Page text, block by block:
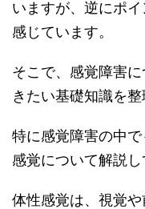
いますが、逆にポ
感じています。
そこで、感覚障害
きたい基礎知識を整
特に感覚障害の中
感覚について解説し
体性感覚は、視覚